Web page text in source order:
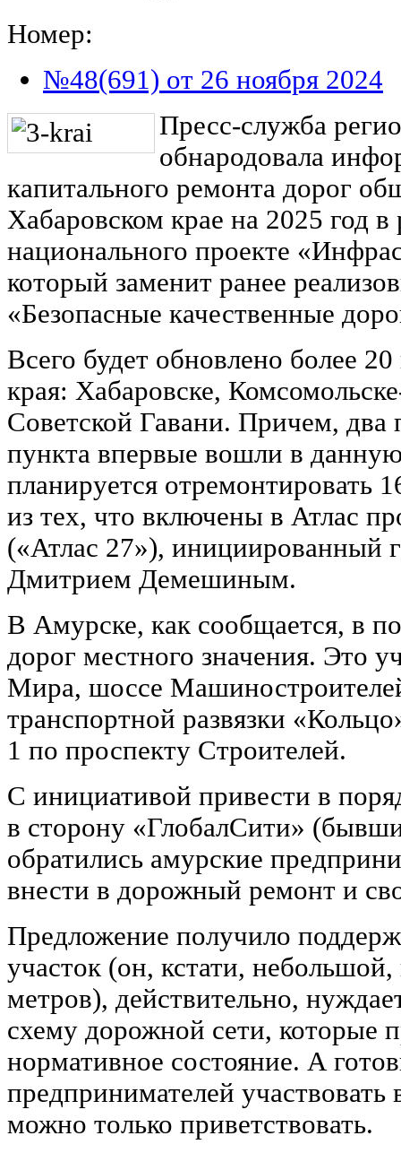
Номер:
№48(691) от 26 ноября 2024
Пресс-служба
обнародовала
капитального ремонта дорог
Хабаровском крае на 2025 год в
национального проекте
который заменит ранее
«Безопасные качественные
Всего будет обновлено более
края: Хабаровске,
Советской Гавани. Причем, два
пункта впервые вошли в
планируется отремонтировать
из тех, что включены в Атлас
(«Атлас 27»), инициированный
Дмитрием Демешиным.
В Амурске, как сообщается, в
дорог местного значения. Это
Мира, шоссе
транспортной развязки
1 по проспекту Строителей.
С инициативой привести в
в сторону «ГлобалСити»
обратились амурские
внести в дорожный ремонт и
Предложение получило
участок (он, кстати, небольшой,
метров), действительно,
схему дорожной сети, которые
нормативное состояние. А
предпринимателей
можно только приветствовать.